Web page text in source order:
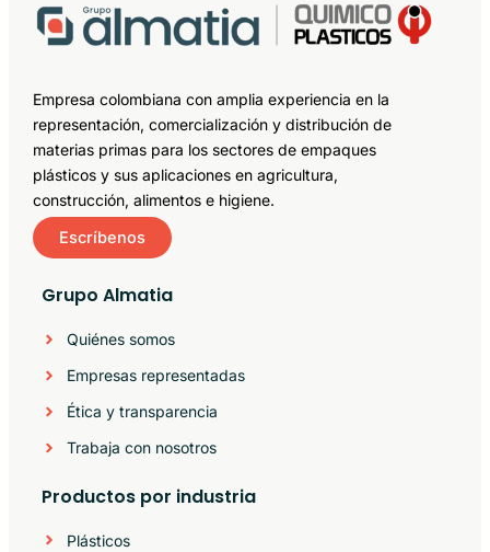
Empresa colombiana con amplia experiencia en la
representación, comercialización y distribución de
materias primas para los sectores de empaques
plásticos y sus aplicaciones en agricultura,
construcción, alimentos e higiene.
Escríbenos
Grupo Almatia
Quiénes somos
Empresas representadas
Ética y transparencia
Trabaja con nosotros
Productos por industria
Plásticos